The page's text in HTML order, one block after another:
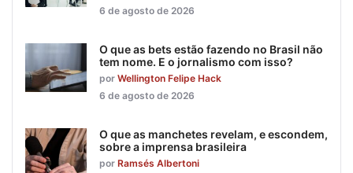
6 de agosto de 2026
O que as bets estão fazendo no Brasil não
tem nome. E o jornalismo com isso?
por Wellington Felipe Hack
6 de agosto de 2026
O que as manchetes revelam, e escondem,
sobre a imprensa brasileira
por Ramsés Albertoni